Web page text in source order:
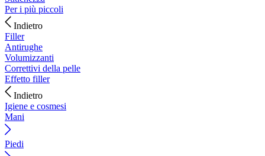
Per i più piccoli
Indietro
Filler
Antirughe
Volumizzanti
Correttivi della pelle
Effetto filler
Indietro
Igiene e cosmesi
Mani
Piedi